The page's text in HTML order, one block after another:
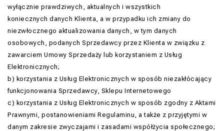
wyłącznie prawdziwych, aktualnych i wszystkich
koniecznych danych Klienta, a w przypadku ich zmiany do
niezwłocznego aktualizowania danych, w tym danych
osobowych, podanych Sprzedawcy przez Klienta w związku z
zawarciem Umowy Sprzedaży lub korzystaniem z Usług
Elektronicznych;
b) korzystania z Usług Elektronicznych w sposób niezakłócający
funkcjonowania Sprzedawcy, Sklepu Internetowego
c) korzystania z Usług Elektronicznych w sposób zgodny z Aktami
Prawnymi, postanowieniami Regulaminu, a także z przyjętymi w
danym zakresie zwyczajami i zasadami współżycia społecznego;